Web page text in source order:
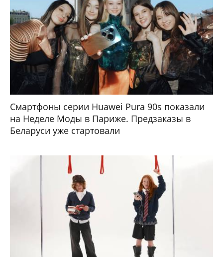
Смартфоны серии Huawei Pura 90s показали
на Неделе Моды в Париже. Предзаказы в
Беларуси уже стартовали